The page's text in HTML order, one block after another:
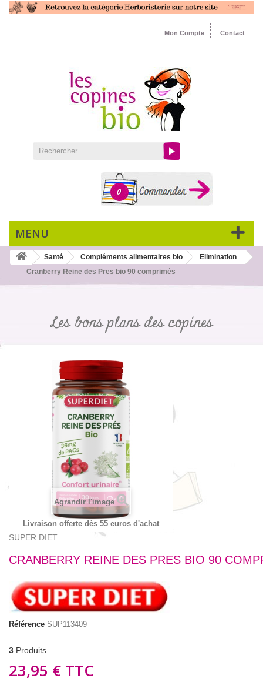
Contact
Mon Compte
0
MENU
Santé Compléments alimentaires bio
Elimination
Cranberry Reine des Pres bio 90 comprimés
Les bons plans des copines
Agrandir l'image
Livraison offerte dès 55 euros d'achat
SUPER DIET
CRANBERRY REINE DES PRES BIO 90
Référence SUP113409
3 Produits
23,95 € TTC